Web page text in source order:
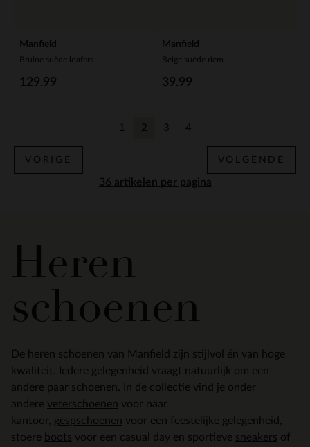
Manfield
Bruine suède loafers
129.99
Manfield
Beige suède riem
39.99
per pagina
VORIGE
1 2 3 4
VOLGENDE
Heren
schoenen
De heren schoenen van Manfield zijn stijlvol én van hoge
kwaliteit. Iedere gelegenheid vraagt natuurlijk om een
andere paar schoenen. In de collectie vind je onder
andere veterschoenen voor naar
kantoor, gespschoenen voor een feestelijke gelegenheid,
stoere boots voor een casual day en sportieve sneakers of